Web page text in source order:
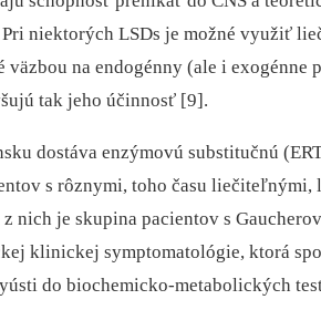
niektorých LSDs je možné využiť
väzbou na endogénny (ale i exogénne
tak jeho účinnosť [9].
dostáva enzýmovú substitučnú
s rôznymi, toho času
nich je skupina pacientov s
klinickej symptomatológie, ktorá
do biochemicko-metabolických